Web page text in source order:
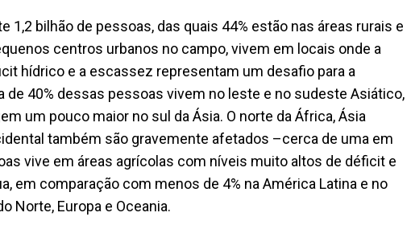
1,2 bilhão de pessoas, das quais 44% estão nas áreas rurais e
centros urbanos no campo, vivem em locais onde a
hídrico e a escassez representam um desafio para a
de 40% dessas pessoas vivem no leste e no sudeste Asiático,
um pouco maior no sul da Ásia. O norte da África, Ásia
também são gravemente afetados –cerca de uma em
vive em áreas agrícolas com níveis muito altos de déficit e
em comparação com menos de 4% na América Latina e no
Norte, Europa e Oceania.